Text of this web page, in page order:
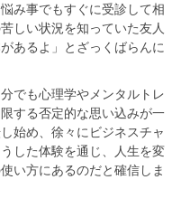
み事でもすぐに受診して相
しい状況を知っていた友人
あるよ」とざっくばらんに
でも心理学やメンタルトレ
する否定的な思い込みが一
始め、徐々にビジネスチャ
した体験を通じ、人生を変
い方にあるのだと確信しま